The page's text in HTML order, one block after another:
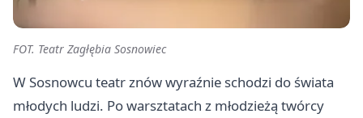
FOT. Teatr Zagłębia Sosnowiec
W Sosnowcu teatr znów wyraźnie schodzi do świata
młodych ludzi. Po warsztatach z młodzieżą twórcy